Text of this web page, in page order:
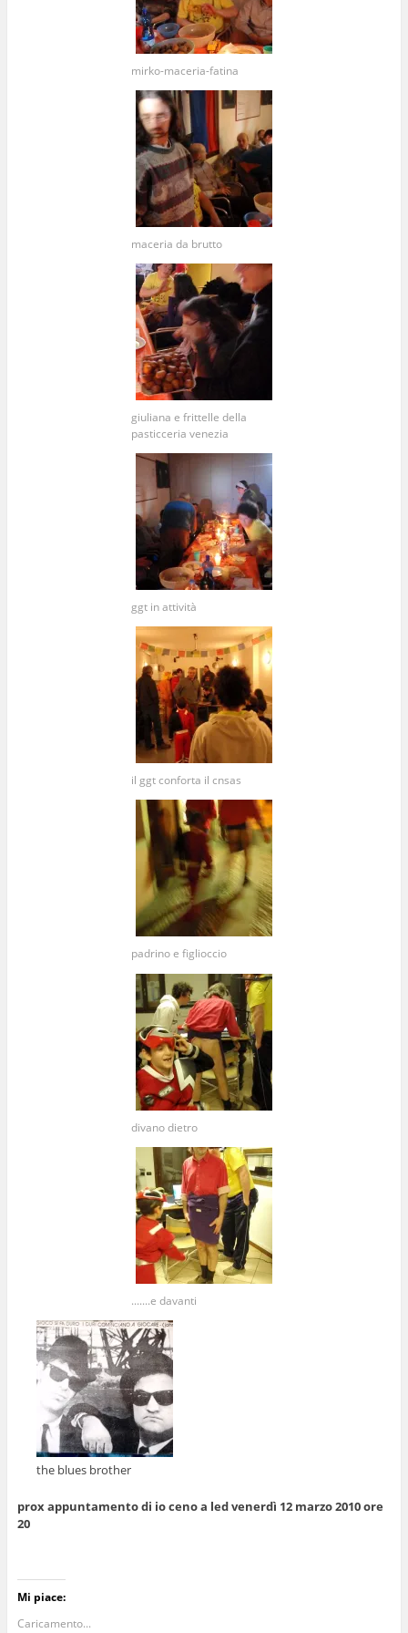
mirko-maceria-fatina
maceria da brutto
giuliana e frittelle della
pasticceria venezia
ggt in attività
il ggt conforta il cnsas
padrino e figlioccio
divano dietro
.......e davanti
the blues brother
prox appuntamento di io ceno a led venerdì 12 marzo 2010 ore
20
Mi piace:
Caricamento...